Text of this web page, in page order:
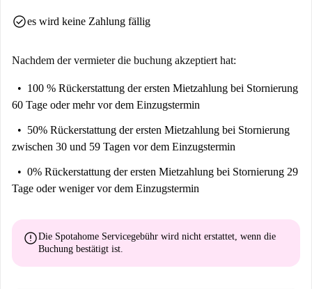
check_circlees wird keine Zahlung fällig
Nachdem der vermieter die buchung akzeptiert hat:
100 % Rückerstattung der ersten Mietzahlung bei Stornierung
60 Tage oder mehr vor dem Einzugstermin
50% Rückerstattung der ersten Mietzahlung bei Stornierung
zwischen 30 und 59 Tagen vor dem Einzugstermin
0% Rückerstattung der ersten Mietzahlung bei Stornierung 29
Tage oder weniger vor dem Einzugstermin
errorDie Spotahome Servicegebühr wird nicht erstattet, wenn die
Buchung bestätigt ist.